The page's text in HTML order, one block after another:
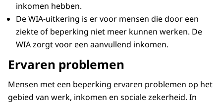
inkomen hebben.
De WIA-uitkering is er voor mensen die door een
ziekte of beperking niet meer kunnen werken. De
WIA zorgt voor een aanvullend inkomen.
Ervaren problemen
Mensen met een beperking ervaren problemen op het
gebied van werk, inkomen en sociale zekerheid. In